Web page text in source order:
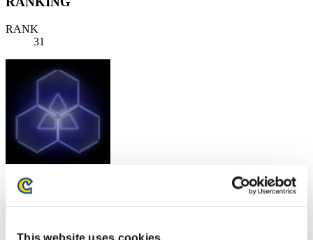
RANK
31
スコア: -
RANK